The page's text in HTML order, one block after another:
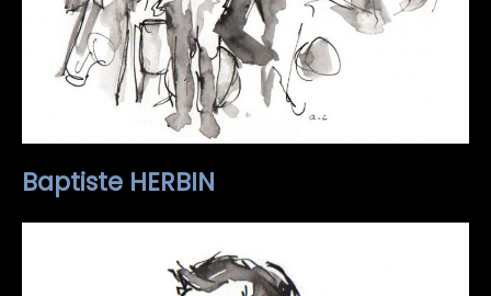
Baptiste HERBIN